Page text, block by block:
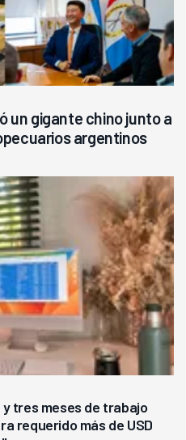
un gigante chino junto a
argentinos
tres meses de trabajo
requerido más de USD